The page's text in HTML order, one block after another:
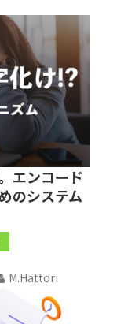
エンコード
のシステム
M.Hattori